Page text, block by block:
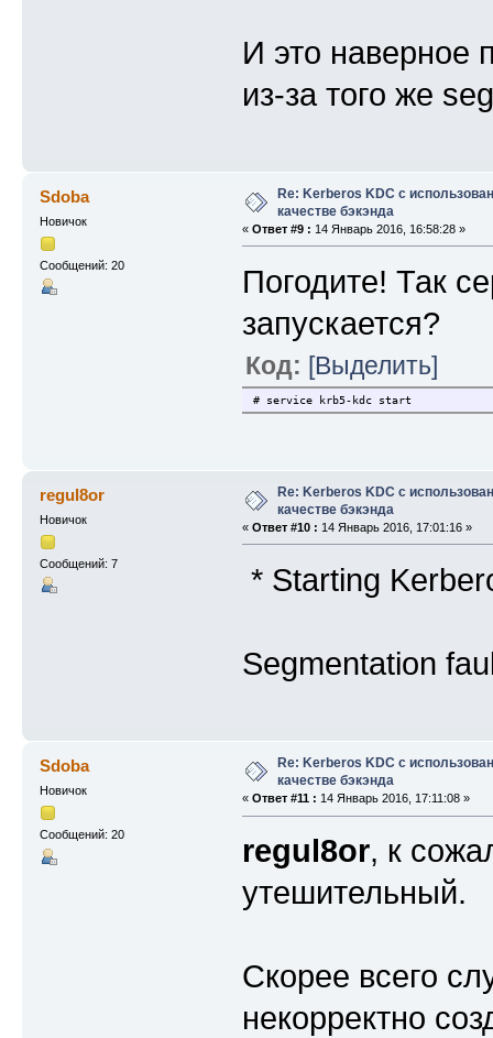
И это наверное
из-за того же
Sdoba
Новичок
Сообщений: 20
Re: Kerberos KDC с
качестве бэкэнда
« Ответ #9 : 14 Январь 2016, 16:58:28 »
Погодите! Так
запускается?
Код: [Выделить]
# service krb5-kdc start
regul8or
Новичок
Сообщений: 7
Re: Kerberos KDC с
качестве бэкэнда
« Ответ #10 : 14 Январь 2016, 17:01:16 »
* Starting
Segmentation
Sdoba
Новичок
Сообщений: 20
Re: Kerberos KDC с
качестве бэкэнда
« Ответ #11 : 14 Январь 2016, 17:11:08 »
regul8or, к
утешительный.
Скорее всего
некорректно